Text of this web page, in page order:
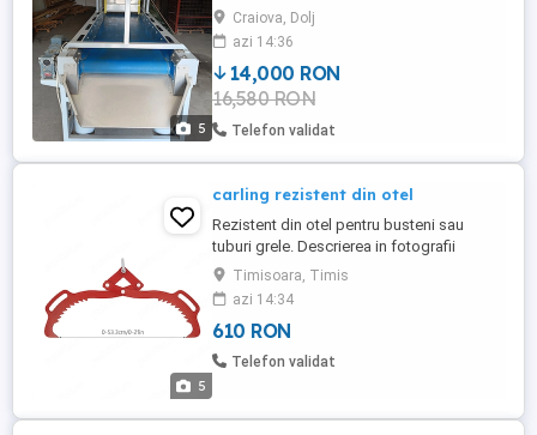
5
seminte,alune,cartofi. Banda este ca noua.
Craiova, Dolj
azi 14:36
14,000 RON
16,580 RON
Telefon validat
5
carling rezistent din otel
Rezistent din otel pentru busteni sau
tuburi grele. Descrierea in fotografii
Produs nou, din pacate la noi nu s-a
potrivit si a iesit din garatie sa il facem
retur. Sat iosif sau ne intalegem pentru
livrare in Timisoara sau curier
Timisoara, Timis
azi 14:34
610 RON
Telefon validat